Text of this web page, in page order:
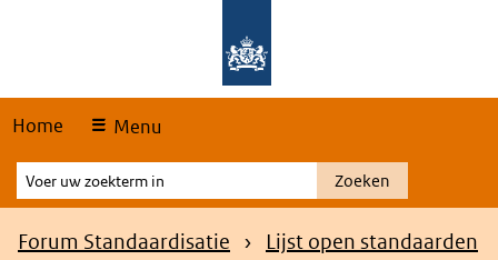
Home Menu
Voer
uw
zoekterm
Zoeken
Kruimelpad
Forum Standaardisatie
Lijst open standaarden